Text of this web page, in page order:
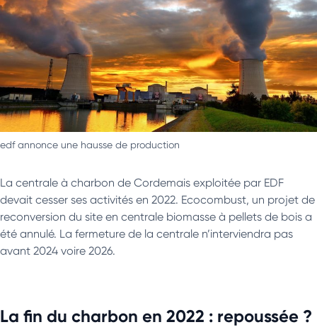
edf annonce une hausse de production
La centrale à charbon de Cordemais exploitée par EDF
devait cesser ses activités en 2022. Ecocombust, un projet de
reconversion du site en centrale biomasse à pellets de bois a
été annulé. La fermeture de la centrale n’interviendra pas
avant 2024 voire 2026.
La fin du charbon en 2022 : repoussée ?